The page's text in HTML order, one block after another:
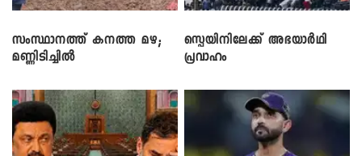
സംസ്ഥാനത്ത് കനത്ത മഴ;
മണ്ണിടിച്ചിൽ
സ്പെയിനിലേക്ക് അഭയാർഥി
പ്രവാഹം